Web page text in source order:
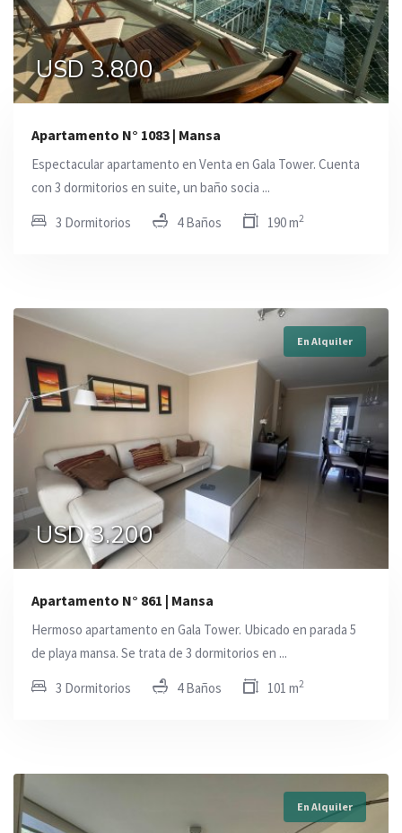
USD 3.800
Apartamento N° 1083 | Mansa
Espectacular apartamento en Venta en Gala Tower. Cuenta
con 3 dormitorios en suite, un baño socia ...
3 Dormitorios 4 Baños 190 m2
En Alquiler
USD 3.200
Apartamento N° 861 | Mansa
Hermoso apartamento en Gala Tower. Ubicado en parada 5
de playa mansa. Se trata de 3 dormitorios en ...
3 Dormitorios 4 Baños 101 m2
En Alquiler